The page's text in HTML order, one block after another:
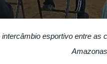
esportivo entre as
Amazonas